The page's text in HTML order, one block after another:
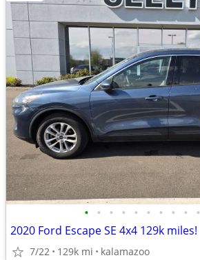
• • • • • • • • • •
2020 Ford Escape SE 4x4 129k miles!
7/22 129k mi kalamazoo